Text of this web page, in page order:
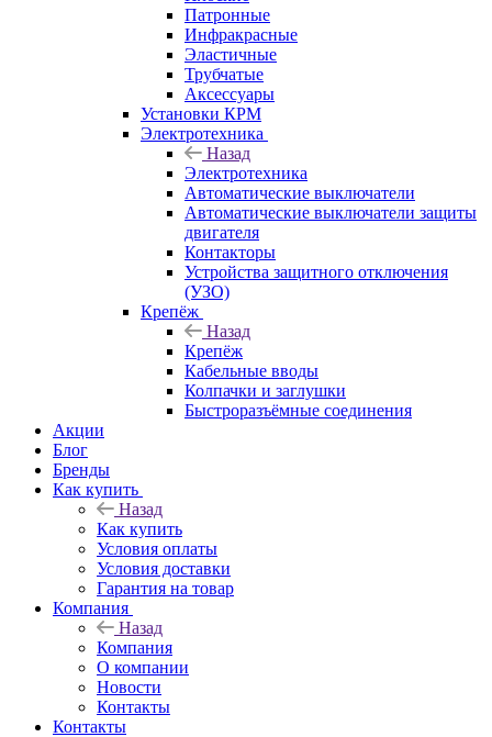
Патронные
Инфракрасные
Эластичные
Трубчатые
Аксессуары
Установки КРМ
Электротехника
Назад
Электротехника
Автоматические выключатели
Автоматические выключатели защиты
двигателя
Контакторы
Устройства защитного отключения
(УЗО)
Крепёж
Назад
Крепёж
Кабельные вводы
Колпачки и заглушки
Быстроразъёмные соединения
Акции
Блог
Бренды
Как купить
Назад
Как купить
Условия оплаты
Условия доставки
Гарантия на товар
Компания
Назад
Компания
О компании
Новости
Контакты
Контакты